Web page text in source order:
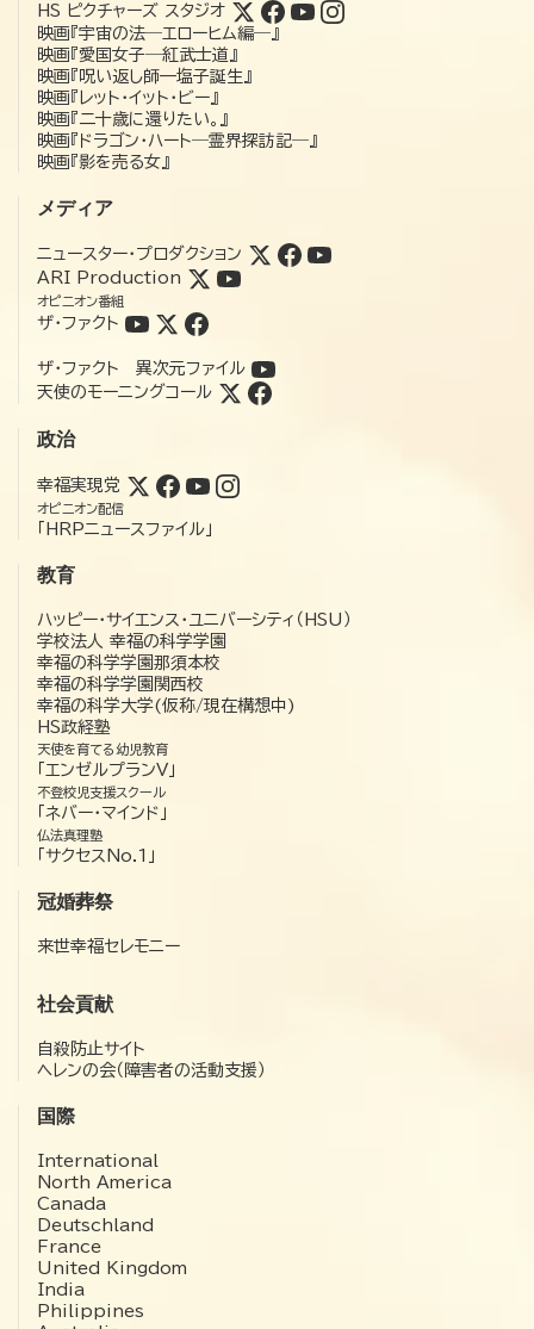
HS ピクチャーズ スタジオ
映画『宇宙の法―エローヒム編―』
映画『愛国女子―紅武士道』
映画『呪い返し師—塩子誕生』
映画『レット・イット・ビー』
映画『二十歳に還りたい。』
映画『ドラゴン・ハート―霊界探訪記―』
映画『影を売る女』
メディア
ニュースター・プロダクション
ARI Production
オピニオン番組
ザ・ファクト
ザ・ファクト 異次元ファイル
天使のモーニングコール
政治
幸福実現党
オピニオン配信
「HRPニュースファイル」
教育
ハッピー・サイエンス・ユニバーシティ（HSU）
学校法人 幸福の科学学園
幸福の科学学園那須本校
幸福の科学学園関西校
幸福の科学大学(仮称/現在構想中)
HS政経塾
天使を育てる幼児教育
「エンゼルプランV」
不登校児支援スクール
「ネバー・マインド」
仏法真理塾
「サクセスNo.1」
冠婚葬祭
来世幸福セレモニー
社会貢献
自殺防止サイト
ヘレンの会（障害者の活動支援）
国際
International
North America
Canada
Deutschland
France
United Kingdom
India
Philippines